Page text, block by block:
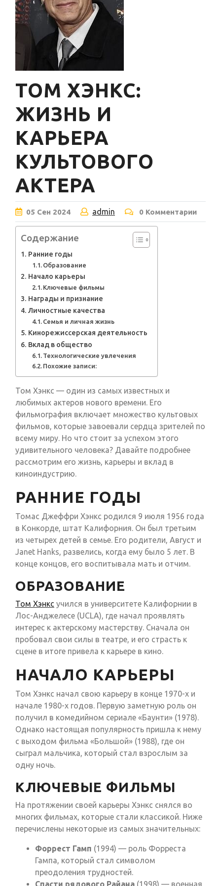
ТОМ ХЭНКС:
ЖИЗНЬ И
КАРЬЕРА
КУЛЬТОВОГО
АКТЕРА
05 Сен 2024 admin 0 Комментарии
Содержание
Ранние годы
Образование
Начало карьеры
Ключевые фильмы
Награды и признание
Личностные качества
Семья и личная жизнь
Кинорежиссерская деятельность
Вклад в общество
Технологические увлечения
Похожие записи:
Том Хэнкс — один из самых известных и
любимых актеров нового времени. Его
фильмография включает множество культовых
фильмов, которые завоевали сердца зрителей по
всему миру. Но что стоит за успехом этого
удивительного человека? Давайте подробнее
рассмотрим его жизнь, карьеры и вклад в
киноиндустрию.
РАННИЕ ГОДЫ
Томас Джеффри Хэнкс родился 9 июля 1956 года
в Конкорде, штат Калифорния. Он был третьим
из четырех детей в семье. Его родители, Август и
Janet Hanks, развелись, когда ему было 5 лет. В
конце концов, его воспитывала мать и отчим.
ОБРАЗОВАНИЕ
Том Хэнкс учился в университете Калифорнии в
Лос-Анджелесе (UCLA), где начал проявлять
интерес к актерскому мастерству. Сначала он
пробовал свои силы в театре, и его страсть к
сцене в итоге привела к карьере в кино.
НАЧАЛО КАРЬЕРЫ
Том Хэнкс начал свою карьеру в конце 1970-х и
начале 1980-х годов. Первую заметную роль он
получил в комедийном сериале «Баунти» (1978).
Однако настоящая популярность пришла к нему
с выходом фильма «Большой» (1988), где он
сыграл мальчика, который стал взрослым за
одну ночь.
КЛЮЧЕВЫЕ ФИЛЬМЫ
На протяжении своей карьеры Хэнкс снялся во
многих фильмах, которые стали классикой. Ниже
перечислены некоторые из самых значительных:
Форрест Гамп (1994) — роль Форреста
Гампа, который стал символом
преодоления трудностей.
Спасти рядового Райана (1998) — военная